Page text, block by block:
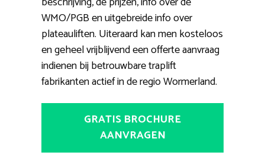
WMO/PGB en uitgebreide info over
plateauliften. Uiteraard kan men kosteloos
en geheel vrijblijvend een offerte aanvraag
indienen bij betrouwbare traplift
fabrikanten actief in de regio Wormerland.
GRATIS BROCHURE
AANVRAGEN